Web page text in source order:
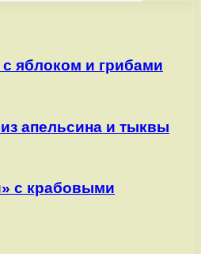
яблоком и грибами
апельсина и тыквы
с крабовыми